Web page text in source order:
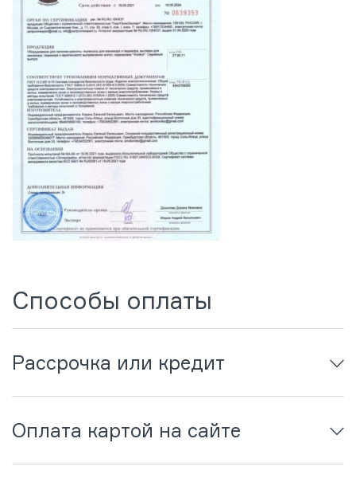
Способы оплаты
Рассрочка или кредит
Оплата картой на сайте